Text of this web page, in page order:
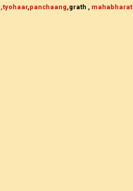
,tyohaar, panchaang ,grath , mahabharat